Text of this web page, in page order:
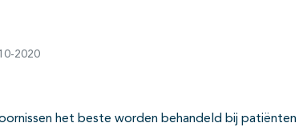
2020
het beste worden behandeld bij